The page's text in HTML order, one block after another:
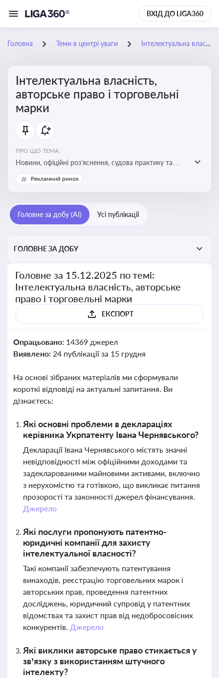
ВХІД ДО LIGA360
Головна Теми в центрі уваги Інтелектуальна власність, авторське право і торговельні марки
Інтелектуальна власність,
авторське право і торговельні
марки
ПРО ЩО ТЕМА:
Новини, офіційні роз’яснення, судова практику та
експертні матеріали, що стосуються авторського
права, реєстрації та захисту торговельних марок,
власності, а також змін у законодавстві у цій сфері
Рекламний ринок
Головне за добу (AI) Усі публікації
ГОЛОВНЕ ЗА ДОБУ
Головне за 15.12.2025 по темі:
Інтелектуальна власність, авторське
право і торговельні марки
ЕКСПОРТ
Опрацьовано: 14369 джерел
Виявлено: 24 публікації за 15 грудня
На основі зібраних матеріалів ми сформували
короткі відповіді на актуальні запитання. Ви
дізнаєтесь:
Які основні проблеми в деклараціях
керівника Укрпатенту Івана Чернявського?
Декларації Івана Чернявського містять значні
невідповідності між офіційними доходами та
задекларованими майновими активами, включно
з нерухомістю та готівкою, що викликає питання
прозорості та законності джерел фінансування.
Джерело
Які послуги пропонують патентно-
юридичні компанії для захисту
інтелектуальної власності?
Такі компанії забезпечують патентування
винаходів, реєстрацію торговельних марок і
авторських прав, проведення патентних
досліджень, юридичний супровід у патентних
відомствах та захист прав від недобросовісних
конкурентів. Джерело
Які виклики авторське право стикається у
зв’язку з використанням штучного
інтелекту?